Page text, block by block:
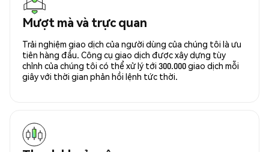
Mượt mà và trực quan
Trải nghiệm giao dịch của người dùng của chúng tôi là ưu
tiên hàng đầu. Công cụ giao dịch được xây dựng tùy
chỉnh của chúng tôi có thể xử lý tới 300.000 giao dịch mỗi
giây với thời gian phản hồi lệnh tức thời.